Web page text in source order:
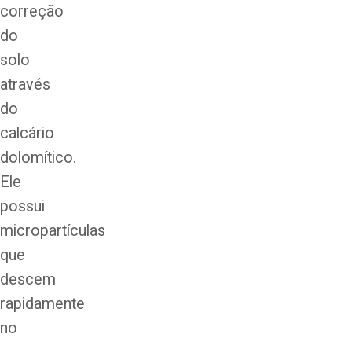
correção
do
solo
através
do
calcário
dolomítico.
Ele
possui
micropartículas
que
descem
rapidamente
no